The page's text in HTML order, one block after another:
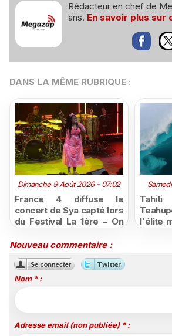
Rédacteur en chef de
ans. En savoir plus sur
DANS LA MÊME RUBRIQUE :
Dimanche 9 Août 2026 - 07:02
France 4 diffuse le
concert de Sya capté lors
du Festival La 1ère – On
l'élite
Nouveau commentaire :
Nom * :
Adresse email (non publiée) * :